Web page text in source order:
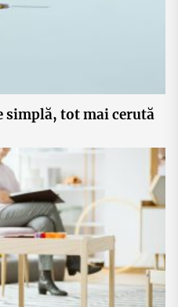
simplă, tot mai cerută